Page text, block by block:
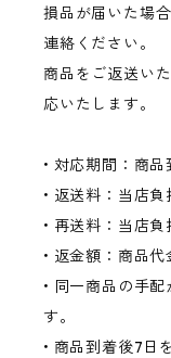
損品が届いた場
連絡ください。
商品をご返送い
応いたします。
• 対応期間：商
• 返送料：当店負
• 再送料：当店負
• 返金額：商品
• 同一商品の手
す。
• 商品到着後7日